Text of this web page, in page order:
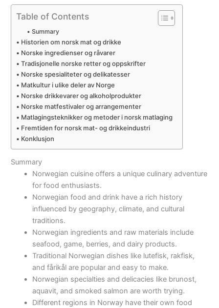
Table of Contents
Summary
Historien om norsk mat og drikke
Norske ingredienser og råvarer
Tradisjonelle norske retter og oppskrifter
Norske spesialiteter og delikatesser
Matkultur i ulike deler av Norge
Norske drikkevarer og alkoholprodukter
Norske matfestivaler og arrangementer
Matlagingsteknikker og metoder i norsk matlaging
Fremtiden for norsk mat- og drikkeindustri
Konklusjon
Summary
Norwegian cuisine offers a unique culinary adventure
for food enthusiasts.
Norwegian food and drink have a rich history
influenced by geography, climate, and cultural
traditions.
Norwegian ingredients and raw materials include
seafood, game, berries, and dairy products.
Traditional Norwegian dishes like lutefisk, rakfisk,
and fårikål are popular and easy to make.
Norwegian specialties and delicacies like brunost,
aquavit, and smoked salmon are worth trying.
Different regions in Norway have their own food